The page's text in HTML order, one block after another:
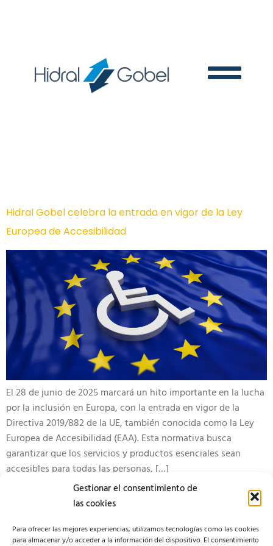
Gestionar el consentimiento de
las cookies
Para ofrecer las mejores experiencias, utilizamos tecnologías como las cookies
para almacenar y/o acceder a la información del dispositivo. El consentimiento
Hidral Gobel celebra la entrada en vigor de la Ley
Europea de Accesibilidad
El 28 de junio de 2025 marcará un hito importante en la lucha
por la inclusión en Europa, con la entrada en vigor de la
Directiva 2019/882 de la UE, también conocida como la Ley
Europea de Accesibilidad (EAA). Esta normativa busca
garantizar que los servicios y productos esenciales sean
accesibles para todas las personas, […]